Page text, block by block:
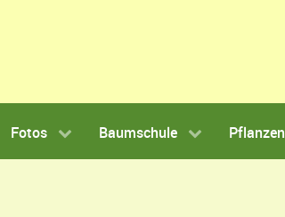
Fotos Baumschule Pflanzen